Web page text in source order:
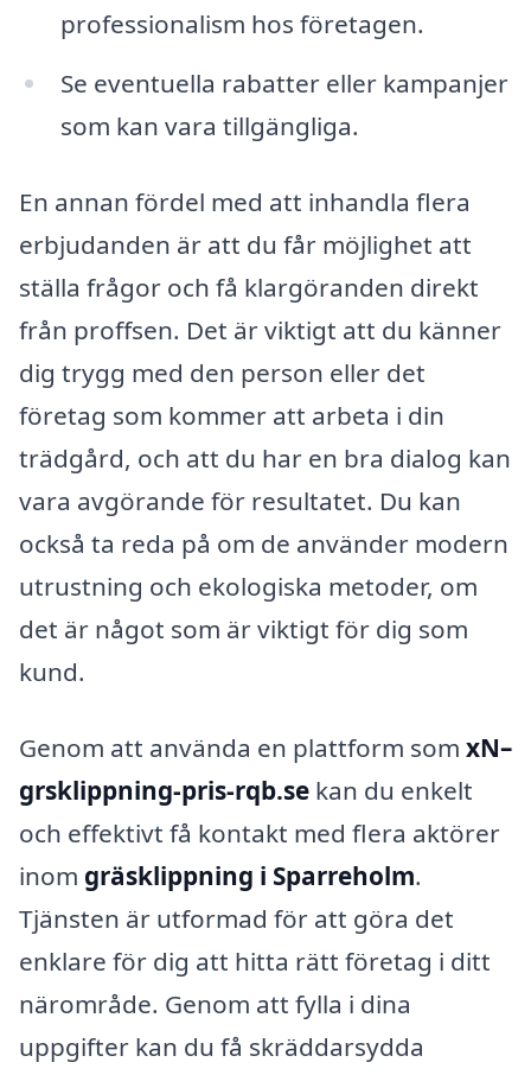
professionalism hos företagen.
Se eventuella rabatter eller kampanjer
som kan vara tillgängliga.
En annan fördel med att inhandla flera
erbjudanden är att du får möjlighet att
ställa frågor och få klargöranden direkt
från proffsen. Det är viktigt att du känner
dig trygg med den person eller det
företag som kommer att arbeta i din
trädgård, och att du har en bra dialog kan
vara avgörande för resultatet. Du kan
också ta reda på om de använder modern
utrustning och ekologiska metoder, om
det är något som är viktigt för dig som
kund.
Genom att använda en plattform som xN–
grsklippning-pris-rqb.se kan du enkelt
och effektivt få kontakt med flera aktörer
inom gräsklippning i Sparreholm.
Tjänsten är utformad för att göra det
enklare för dig att hitta rätt företag i ditt
närområde. Genom att fylla i dina
uppgifter kan du få skräddarsydda